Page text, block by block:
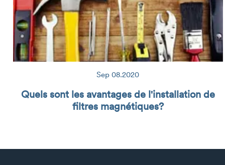
Sep 08.2020
Quels sont les avantages de l'installation de
filtres magnétiques?